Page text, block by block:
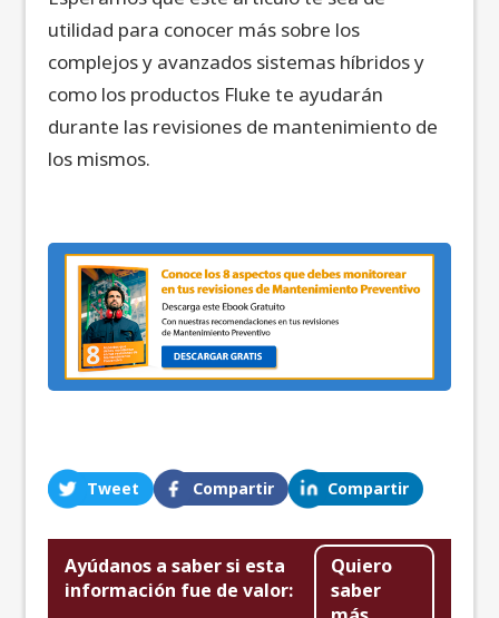
utilidad para conocer más sobre los
complejos y avanzados sistemas híbridos y
como los productos Fluke te ayudarán
durante las revisiones de mantenimiento de
los mismos.
Tweet Compartir Compartir
Ayúdanos a saber si esta
información fue de valor:
Quiero
saber